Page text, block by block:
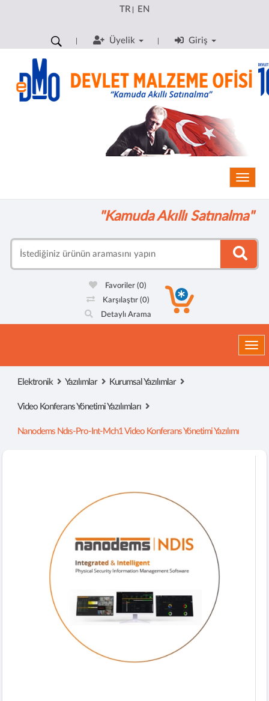
TR| EN
Üyelik Giriş
"Kamuda Akıllı Satınalma"
Favoriler(0)
Karşılaştır (0)
Detaylı Arama
Elektronik Yazılımlar Kurumsal Yazılımlar
Video Konferans Yönetimi Yazılımları
Nanodems Ndıs-Pro-Int-Mch1 Video Konferans Yönetimi Yazılımı